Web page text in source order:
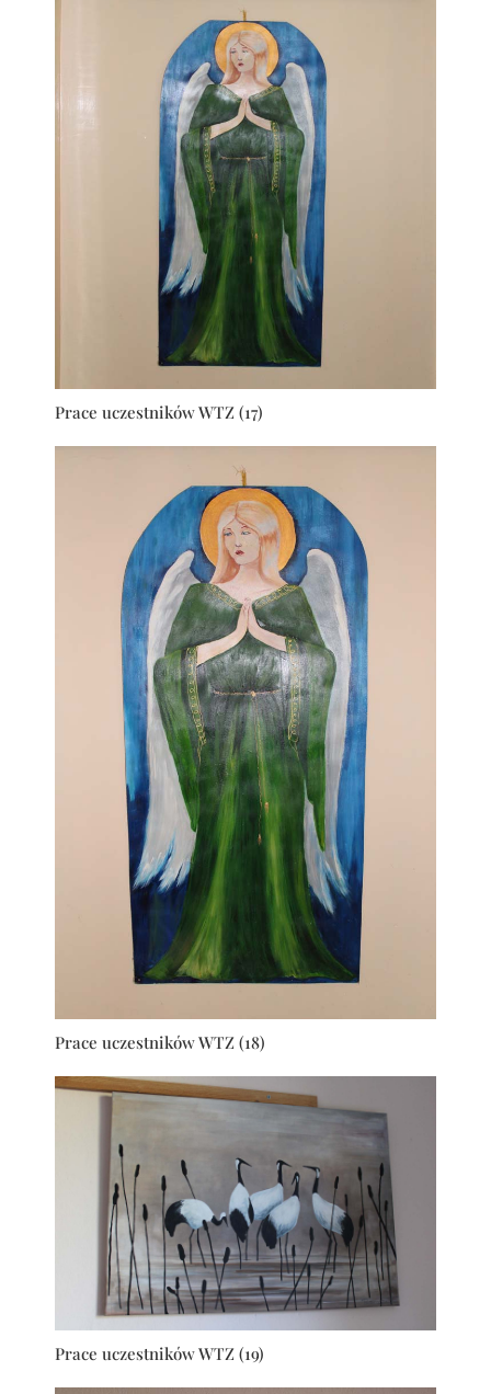
Prace uczestników WTZ (17)
Prace uczestników WTZ (18)
Prace uczestników WTZ (19)